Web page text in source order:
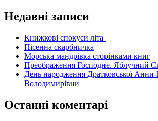
Недавні записи
Книжкові спокуси літа
Пісенна скарбничка
Морська мандрівка сторінками книг
Преображення Господне. Яблучний
День народження Дратковської Анни-
Володимирівни
Останні коментарі